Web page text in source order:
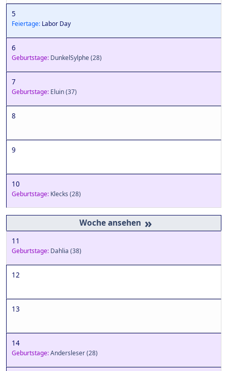
5
Feiertage: Labor Day
6
Geburtstage: DunkelSylphe(28)
7
Geburtstage: Eluin(37)
8
9
10
Geburtstage: Klecks (28)
»
11
Geburtstage: Dahlia (38)
12
13
14
Geburtstage:Andersleser(28)